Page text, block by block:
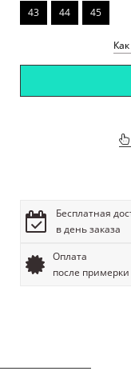
43 44 45
Бесплатная
в день заказа
Оплата
после примерки